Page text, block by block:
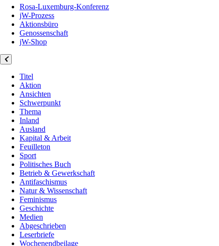
Rosa-Luxemburg-Konferenz
jW-Prozess
Aktionsbüro
Genossenschaft
jW-Shop
Titel
Aktion
Ansichten
Schwerpunkt
Thema
Inland
Ausland
Kapital & Arbeit
Feuilleton
Sport
Politisches Buch
Betrieb & Gewerkschaft
Antifaschismus
Natur & Wissenschaft
Feminismus
Geschichte
Medien
Abgeschrieben
Leserbriefe
Wochenendbeilage